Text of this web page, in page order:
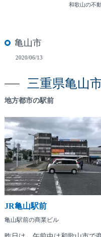
和歌山の不
亀山市
2020/06/13
地方都市の駅前
三重県亀山
JR亀山駅前
亀山駅前の商業ビル